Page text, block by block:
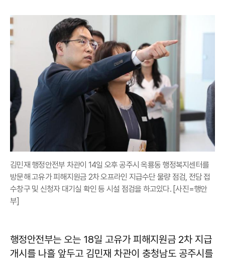
김민재 행정안전부 차관이 14일 오후 공주시 옥룡동 행정복지센터를
방문해 고유가 피해지원금 2차 오프라인 지급수단 물량 점검, 전담 접
수창구 및 신청자 대기실 확인 등 시설 점검을 하고있다. [사진=행안
부]
행정안전부는 오는 18일 고유가 피해지원금 2차 지급
개시를 나흘 앞두고 김민재 차관이 충청남도 공주시를